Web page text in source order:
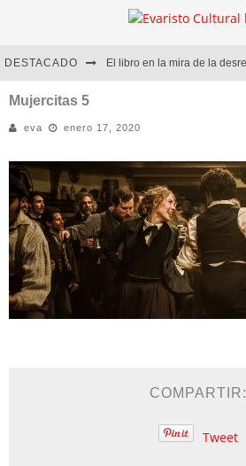
DESTACADO
Diego Meret | Hotel Acapulco
Alejandra Correa | La nieve
Mujercitas 5
eva enero 17, 2020
COMPARTIR:
Tweet